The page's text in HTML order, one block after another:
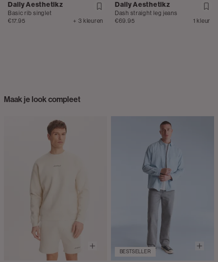
Daily Aesthetikz
Basic rib singlet
€17.95
+ 3 kleuren
Daily Aesthetikz
Dash straight leg jeans
€69.95
1 kleur
Maak je look compleet
BESTSELLER